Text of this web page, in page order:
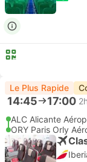
Le Plus Rapide
14:45 17:00
ALC Alicante
ORY Paris Orly